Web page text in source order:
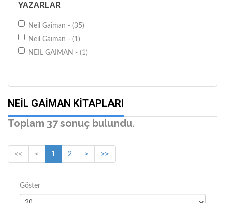
YAZARLAR
Neil Gaiman - (35)
Neıl Gaıman - (1)
NEIL GAIMAN - (1)
NEIL GAIMAN KITAPLARI
Toplam 37 sonuç bulundu.
<< < 1 2 > >>
Göster